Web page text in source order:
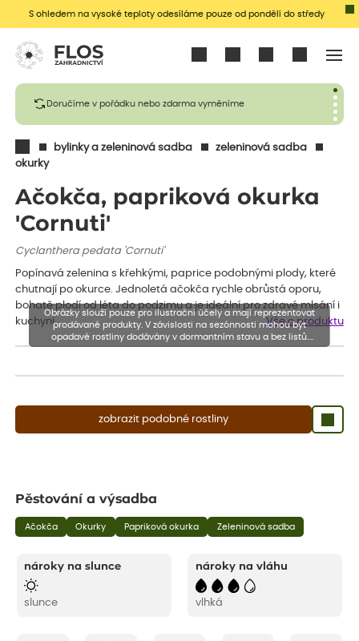
S ohledem na vysoké teploty odesíláme pouze od pondělí do středy
Doručíme v pořádku nebo zdarma vyměníme
bylinky a zeleninová sadba
zeleninová sadba
okurky
Ačokča, papriková okurka
'Cornuti'
Cyclanthera pedata 'Cornuti'
Popínavá zelenina s křehkými, paprice podobnými plody, které
chutnají po okurce. Jednoletá ačokča rychle obrůstá oporu,
bohatě plodí od léta do podzimu a je ideální pro zdravé mlsání i
kuchyni.
Vše o produktu
zobrazit podobné rostliny
Obrázky slouží pouze pro ilustrační účely a mají reprezentovat
prodávané produkty. V závislosti na sezónnosti mohou být
opadavé rostliny dodávány v dormantním stavu a bez listů.
Rostliny mohou být také sestřiženy níže, než je uvedená výška,
Pěstování a výsadba
Ačokča Okurky Papriková okurka Zeleninová sadba
nároky na slunce
slunce
nároky na vláhu
vlhká